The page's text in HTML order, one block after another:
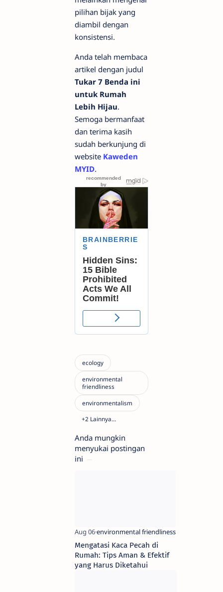
pilihan bijak yang
diambil dengan
konsistensi.
Anda telah membaca
artikel dengan judul
Tukar 7 Benda ini
untuk Rumah
Lebih Hijau.
Semoga bermanfaat
dan terima kasih
sudah berkunjung di
website Kaweden
MYID.
Anda mungkin
menyukai postingan
ini
Mengatasi Kaca Pecah di
Rumah: Tips Aman & Efektif
yang Harus Diketahui